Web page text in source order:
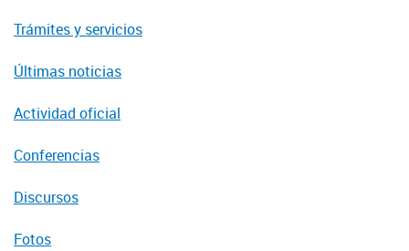
Trámites y servicios
Últimas noticias
Actividad oficial
Conferencias
Discursos
Fotos